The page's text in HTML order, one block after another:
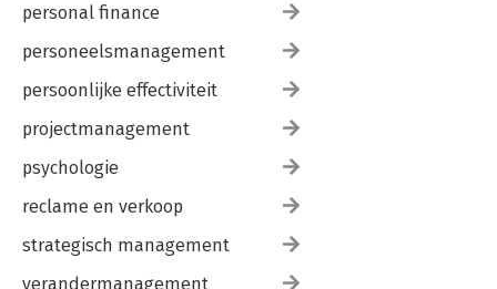
personal finance
personeelsmanagement
persoonlijke effectiviteit
projectmanagement
psychologie
reclame en verkoop
strategisch management
verandermanagement